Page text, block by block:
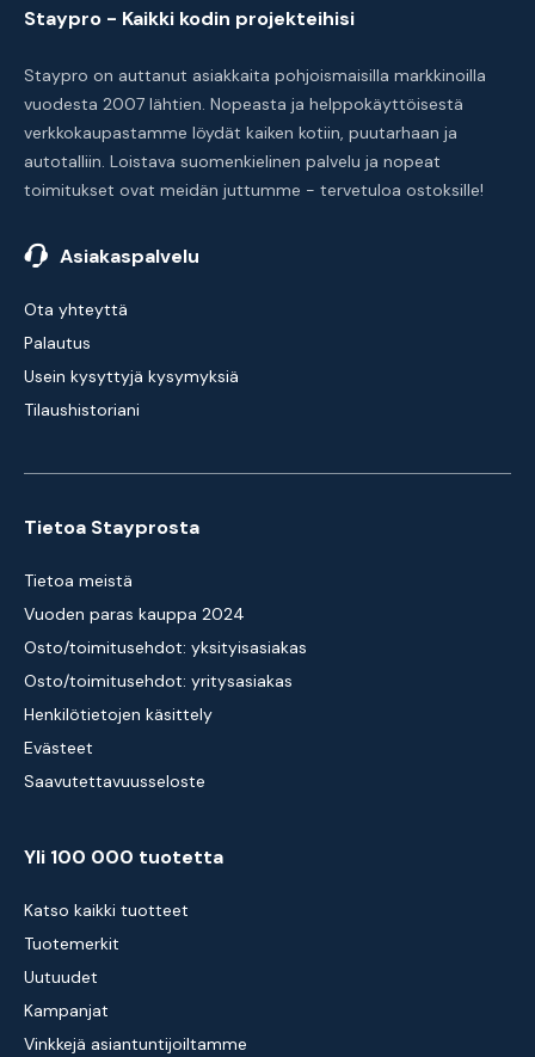
Staypro - Kaikki kodin projekteihisi
Staypro on auttanut asiakkaita pohjoismaisilla markkinoilla
vuodesta 2007 lähtien. Nopeasta ja helppokäyttöisestä
verkkokaupastamme löydät kaiken kotiin, puutarhaan ja
autotalliin. Loistava suomenkielinen palvelu ja nopeat
toimitukset ovat meidän juttumme - tervetuloa ostoksille!
Asiakaspalvelu
Ota yhteyttä
Palautus
Usein kysyttyjä kysymyksiä
Tilaushistoriani
Tietoa Stayprosta
Tietoa meistä
Vuoden paras kauppa 2024
Osto/toimitusehdot: yksityisasiakas
Osto/toimitusehdot: yritysasiakas
Henkilötietojen käsittely
Evästeet
Saavutettavuusseloste
Yli 100 000 tuotetta
Katso kaikki tuotteet
Tuotemerkit
Uutuudet
Kampanjat
Vinkkejä asiantuntijoiltamme